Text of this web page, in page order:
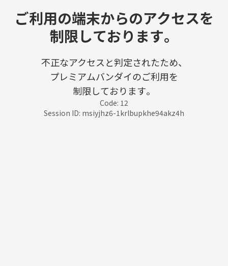
ご利用の端末からのアクセスを
制限しております。
不正なアクセスと判定されたため、
プレミアムバンダイのご利用を
制限しております。
Code: 12
Session ID: msiyjhz6-1krlbupkhe94akz4h